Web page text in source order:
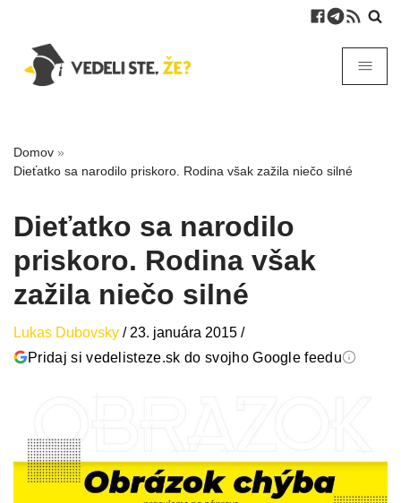
Domov »
Dieťatko sa narodilo priskoro. Rodina však zažila niečo silné
Dieťatko sa narodilo
priskoro. Rodina však
zažila niečo silné
Lukas Dubovsky / 23. januára 2015 /
Pridaj si vedelisteze.sk do svojho Google feedu